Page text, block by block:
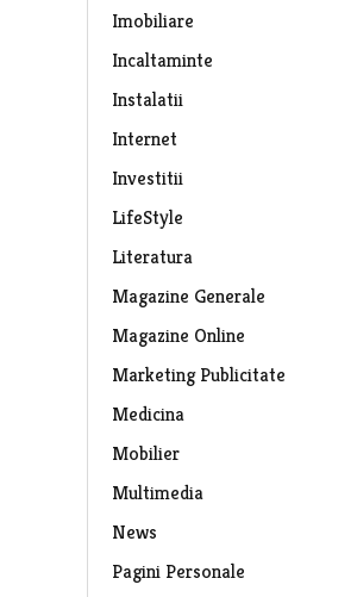
Imobiliare
Incaltaminte
Instalatii
Internet
Investitii
LifeStyle
Literatura
Magazine Generale
Magazine Online
Marketing Publicitate
Medicina
Mobilier
Multimedia
News
Pagini Personale